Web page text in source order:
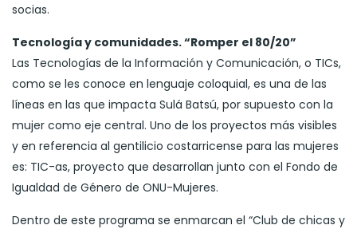
socias.
Tecnología y comunidades. “Romper el 80/20”
Las Tecnologías de la Información y Comunicación, o TICs,
como se les conoce en lenguaje coloquial, es una de las
líneas en las que impacta Sulá Batsú, por supuesto con la
mujer como eje central. Uno de los proyectos más visibles
y en referencia al gentilicio costarricense para las mujeres
es: TIC-as, proyecto que desarrollan junto con el Fondo de
Igualdad de Género de ONU-Mujeres.
Dentro de este programa se enmarcan el “Club de chicas y